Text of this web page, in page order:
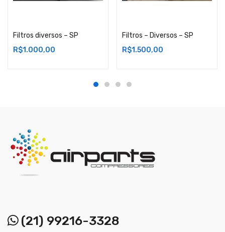
Filtros diversos – SP
R$1.000,00
Filtros – Diversos – SP
R$1.500,00
(21) 99216-3328